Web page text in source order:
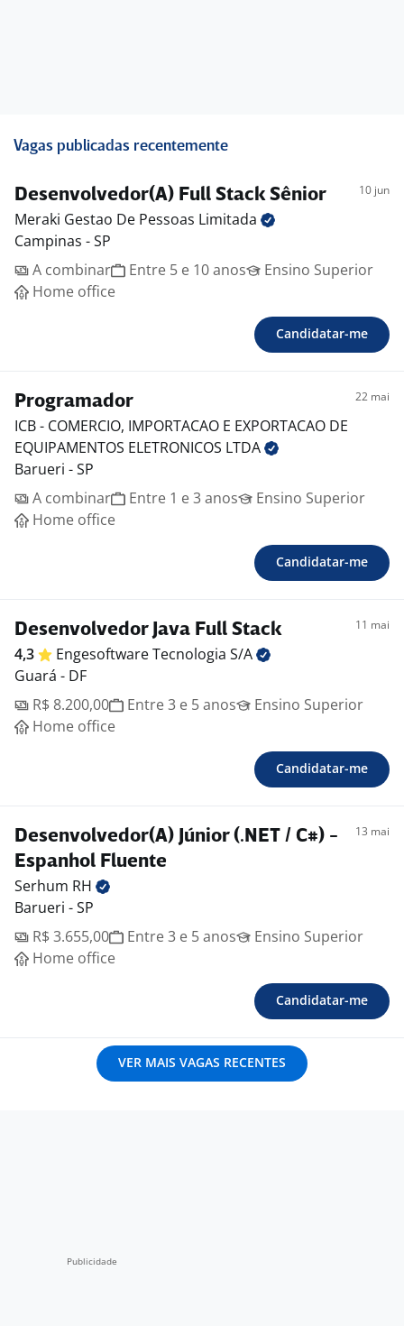
Vagas publicadas recentemente
Desenvolvedor(A) Full Stack Sênior 10 jun
Meraki Gestao De Pessoas Limitada
Campinas - SP
A combinar
Entre 5 e 10 anos
Ensino Superior
Home office
Candidatar-me
Programador 22 mai
ICB - COMERCIO, IMPORTACAO E EXPORTACAO DE
EQUIPAMENTOS ELETRONICOS LTDA
Barueri - SP
A combinar
Entre 1 e 3 anos
Ensino Superior
Home office
Candidatar-me
Desenvolvedor Java Full Stack 11 mai
4,3 Engesoftware Tecnologia S/A
Guará - DF
R$ 8.200,00
Entre 3 e 5 anos
Ensino Superior
Home office
Candidatar-me
Desenvolvedor(A) Júnior (.NET / C#) -
Espanhol Fluente
13 mai
Serhum RH
Barueri - SP
R$ 3.655,00
Entre 3 e 5 anos
Ensino Superior
Home office
Candidatar-me
VER MAIS VAGAS RECENTES